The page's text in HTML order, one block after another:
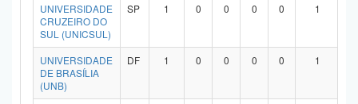
UNIVERSIDADE
CRUZEIRO DO
SUL (UNICSUL)
SP 1 0 0 0 0 1
UNIVERSIDADE
DE BRASÍLIA
(UNB)
DF 1 0 0 0 0 1